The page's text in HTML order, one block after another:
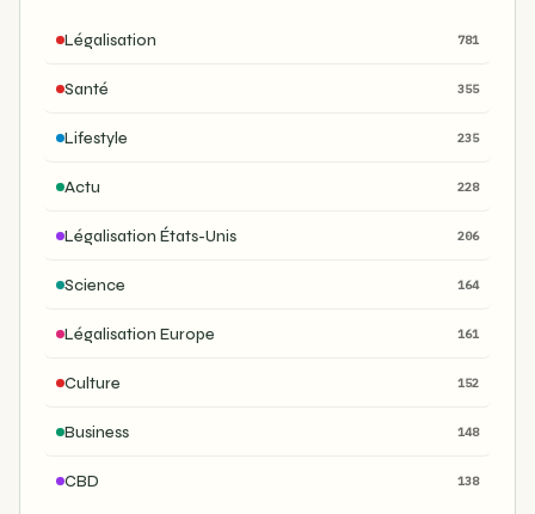
Légalisation 781
Santé 355
Lifestyle 235
Actu 228
Légalisation États-Unis 206
Science 164
Légalisation Europe 161
Culture 152
Business 148
CBD 138